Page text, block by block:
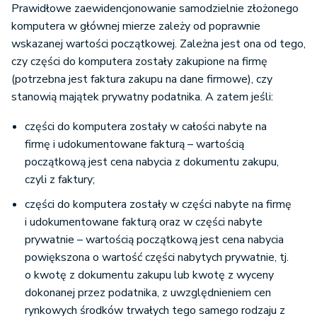
Amortyzacja
indywidualna
wykorzystywany co najmniej
przez 6 miesięcy. Wówczas
jego okres amortyzacji może
zostać skrócony do 24
miesięcy (przy założeniu, że
jego wartość wynosi poniżej
25 tys. złotych).
Amortyzacja
jednorazowa
Jednorazowe
trwałego. Amortyzacja
możliwa do zastosowania,
jeśli wartość początkowa
środka trwałego jest mniejsza
lub równa 10 tys. złotych. W
przypadku wartości wyższej
możliwa jest amortyzacja w
Prawidłowe zaewidencjonowanie samodzielnie złożonego
komputera w głównej mierze zależy od poprawnie
wskazanej wartości początkowej. Zależna jest ona od tego,
czy części do komputera zostały zakupione na firmę
(potrzebna jest faktura zakupu na dane firmowe), czy
stanowią majątek prywatny podatnika. A zatem jeśli:
części do komputera zostały w całości nabyte na
firmę i udokumentowane fakturą – wartością
początkową jest cena nabycia z dokumentu zakupu,
czyli z faktury;
części do komputera zostały w części nabyte na firmę
i udokumentowane fakturą oraz w części nabyte
prywatnie – wartością początkową jest cena nabycia
powiększona o wartość części nabytych prywatnie, tj.
o kwotę z dokumentu zakupu lub kwotę z wyceny
dokonanej przez podatnika, z uwzględnieniem cen
rynkowych środków trwałych tego samego rodzaju z